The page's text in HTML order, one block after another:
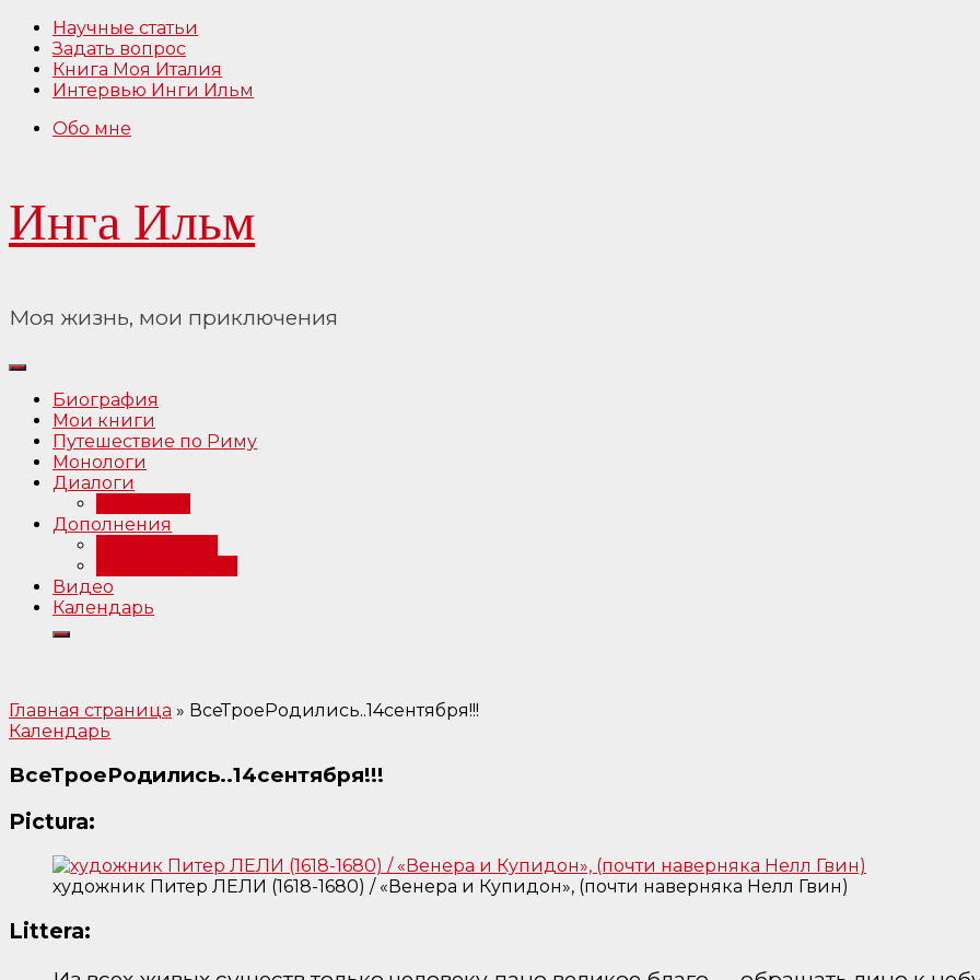
Перейти
содержимому
Научные статьи
Задать вопрос
Книга Моя Италия
Интервью Инги Ильм
Обо мне
Инга Ильм
Моя жизнь, мои приключения
Биография
Мои книги
Путешествие по Риму
Монологи
Диалоги
Дополнения
Видео
Календарь
Главная страница » ВсеТроеРодились..14сентября!!!
Календарь
ВсеТроеРодились..14сентября!!!
Pictura:
художник Питер ЛЕЛИ (1618-1680) / «Венера и Купидон», (почти наверняка Нелл Гвин)
Littera: